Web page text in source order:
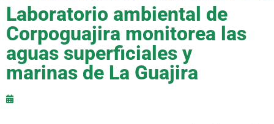
Laboratorio ambiental de
Corpoguajira monitorea las
aguas superficiales y
marinas de La Guajira